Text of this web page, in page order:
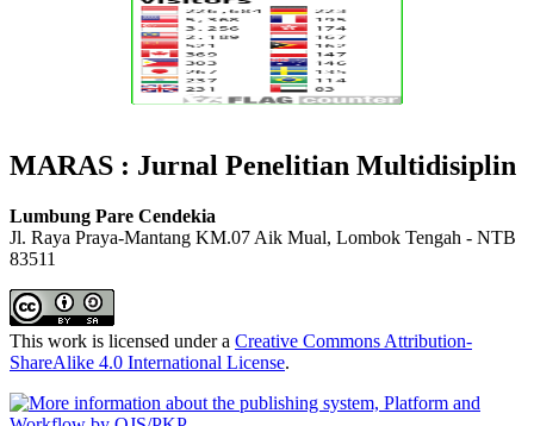
MARAS : Jurnal Penelitian Multidisiplin
Lumbung Pare Cendekia
Jl. Raya Praya-Mantang KM.07 Aik Mual, Lombok Tengah - NTB
83511
This work is licensed under a Creative Commons Attribution-
ShareAlike 4.0 International License.